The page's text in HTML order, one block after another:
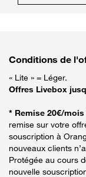
Conditions de
« Lite » = Léger.
Offres Livebox
* Remise 20€/
remise sur votre
souscription à
nouveaux clients
Protégée au cours
nouvelle